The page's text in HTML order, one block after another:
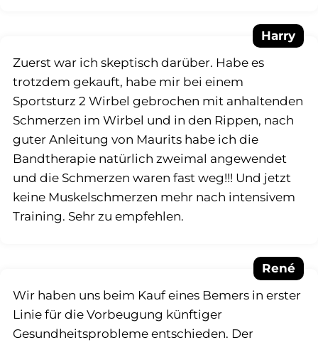
Harry
Zuerst war ich skeptisch darüber. Habe es
trotzdem gekauft, habe mir bei einem
Sportsturz 2 Wirbel gebrochen mit anhaltenden
Schmerzen im Wirbel und in den Rippen, nach
guter Anleitung von Maurits habe ich die
Bandtherapie natürlich zweimal angewendet
und die Schmerzen waren fast weg!!! Und jetzt
keine Muskelschmerzen mehr nach intensivem
Training. Sehr zu empfehlen.
René
Wir haben uns beim Kauf eines Bemers in erster
Linie für die Vorbeugung künftiger
Gesundheitsprobleme entschieden. Der